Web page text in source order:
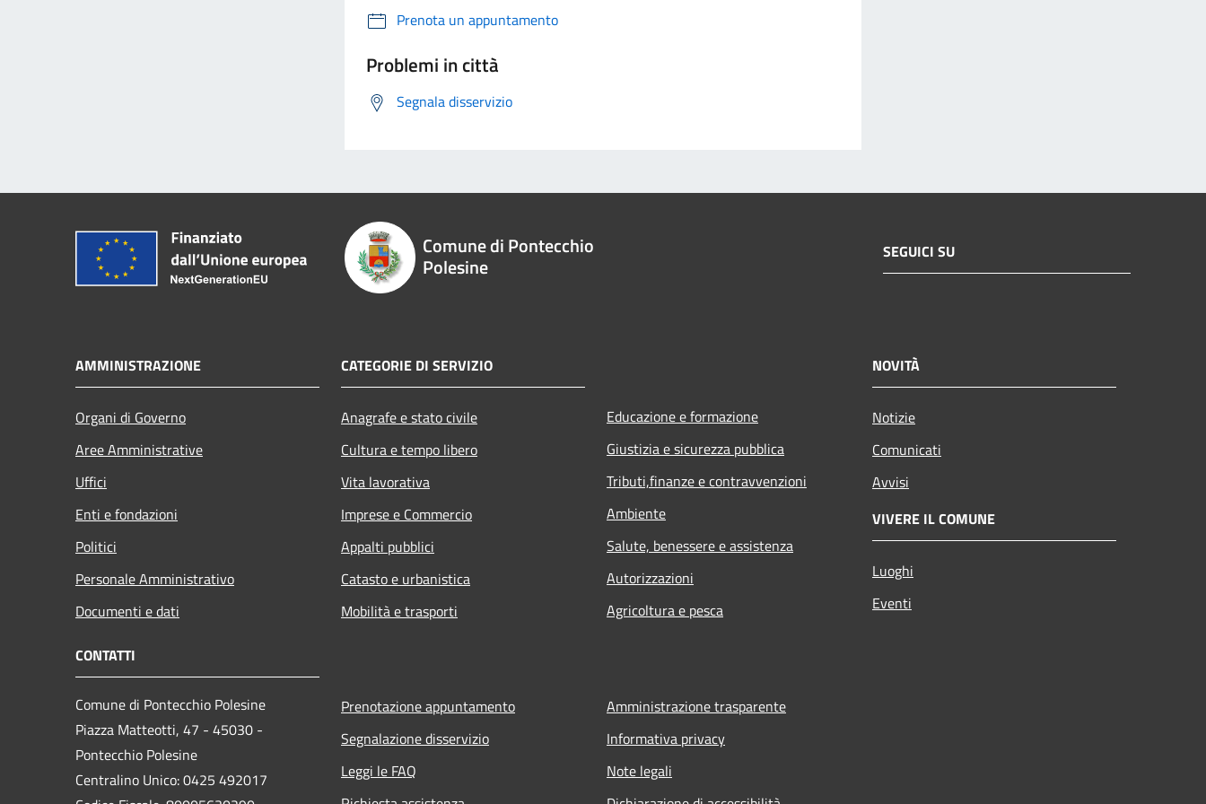
Prenota un appuntamento
Problemi in città
Segnala disservizio
Comune di Pontecchio
Polesine
SEGUICI SU
AMMINISTRAZIONE
Organi di Governo
Aree Amministrative
Uffici
Enti e fondazioni
Politici
Personale Amministrativo
Documenti e dati
CATEGORIE DI SERVIZIO
Anagrafe e stato civile
Cultura e tempo libero
Vita lavorativa
Imprese e Commercio
Appalti pubblici
Catasto e urbanistica
Mobilità e trasporti
Educazione e formazione
Giustizia e sicurezza pubblica
Tributi,finanze e contravvenzioni
Ambiente
Salute, benessere e assistenza
Autorizzazioni
Agricoltura e pesca
NOVITÀ
Notizie
Comunicati
Avvisi
VIVERE IL COMUNE
Luoghi
Eventi
CONTATTI
Comune di Pontecchio Polesine
Piazza Matteotti, 47 - 45030 -
Pontecchio Polesine
Centralino Unico: 0425 492017
Prenotazione appuntamento
Segnalazione disservizio
Leggi le FAQ
Amministrazione trasparente
Informativa privacy
Note legali